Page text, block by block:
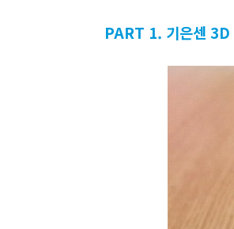
PART 1. 기은센 3D